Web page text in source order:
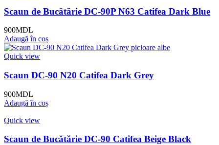
Scaun de Bucătărie DC-90P N63 Catifea Dark Blue
900MDL
Adaugă în coș
Quick view
Scaun DC-90 N20 Catifea Dark Grey
900MDL
Adaugă în coș
Quick view
Scaun de Bucătărie DC-90 Catifea Beige Black